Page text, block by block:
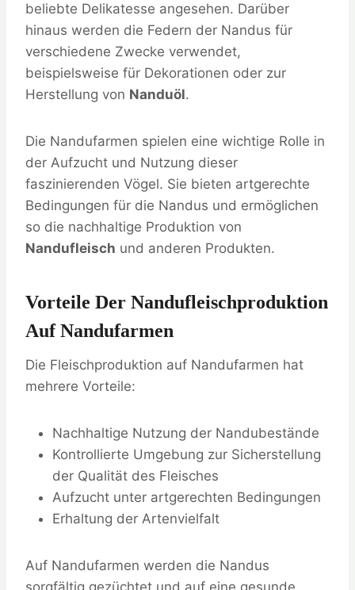
beliebte Delikatesse angesehen. Darüber
hinaus werden die Federn der Nandus für
verschiedene Zwecke verwendet,
beispielsweise für Dekorationen oder zur
Herstellung von Nanduöl.
Die Nandufarmen spielen eine wichtige Rolle in
der Aufzucht und Nutzung dieser
faszinierenden Vögel. Sie bieten artgerechte
Bedingungen für die Nandus und ermöglichen
so die nachhaltige Produktion von
Nandufleisch und anderen Produkten.
Vorteile Der Nandufleischproduktion
Auf Nandufarmen
Die Fleischproduktion auf Nandufarmen hat
mehrere Vorteile:
Nachhaltige Nutzung der Nandubestände
Kontrollierte Umgebung zur Sicherstellung
der Qualität des Fleisches
Aufzucht unter artgerechten Bedingungen
Erhaltung der Artenvielfalt
Auf Nandufarmen werden die Nandus